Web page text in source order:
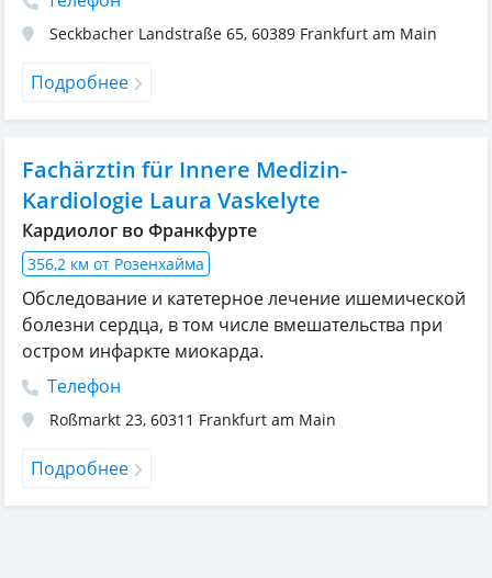
Seckbacher Landstraße 65, 60389 Frankfurt am Main
Подробнее
Fachärztin für Innere Medizin-
Kardiologie Laura Vaskelyte
Кардиолог во Франкфурте
356,2 км от Розенхайма
Обследование и катетерное лечение ишемической
болезни сердца, в том числе вмешательства при
остром инфаркте миокарда.
Телефон
Roßmarkt 23, 60311 Frankfurt am Main
Подробнее